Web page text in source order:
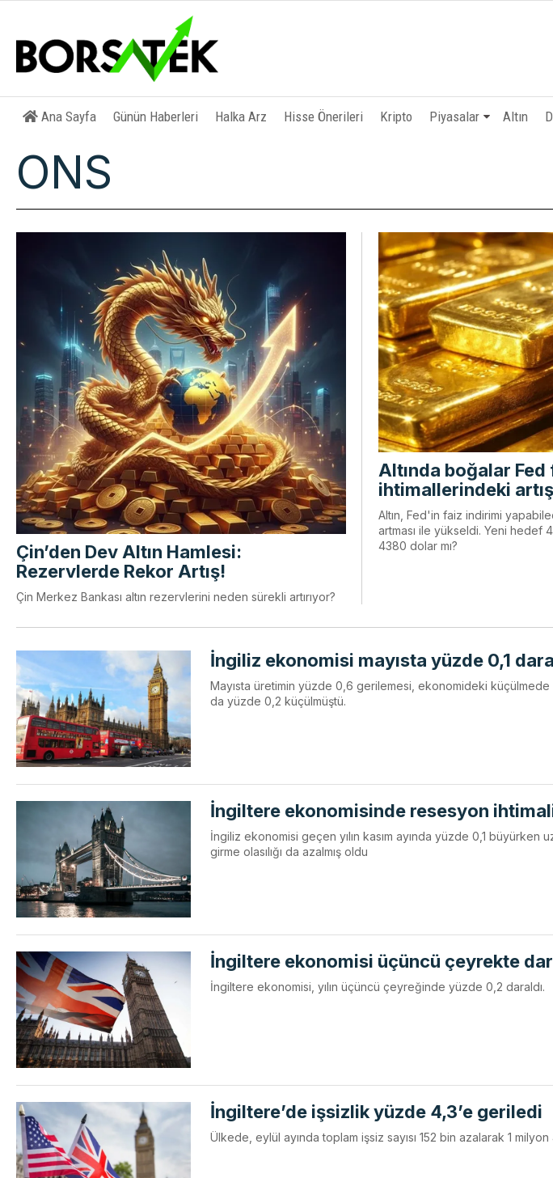
Ana Sayfa Günün Haberleri Halka Arz Hisse Önerileri Kripto Piyasalar Altın
ONS
Çin’den Dev Altın Hamlesi:
Rezervlerde Rekor Artış!
Çin Merkez Bankası altın rezervlerini neden sürekli artırıyor?
Altında boğalar
ihtimallerindeki
Altın, Fed'in faiz indirimi
artması ile yükseldi. Yeni hedef
4380 dolar mı?
İngiliz ekonomisi mayısta yüzde 0,1
Mayısta üretimin yüzde 0,6 gerilemesi, ekonomideki
da yüzde 0,2 küçülmüştü.
İngiltere ekonomisinde resesyon
İngiliz ekonomisi geçen yılın kasım ayında yüzde 0,1
girme olasılığı da azalmış oldu
İngiltere ekonomisi üçüncü çeyrekte
İngiltere ekonomisi, yılın üçüncü çeyreğinde yüzde 0,2 daraldı.
İngiltere’de işsizlik yüzde 4,3’e geriledi
Ülkede, eylül ayında toplam işsiz sayısı 152 bin azalarak 1